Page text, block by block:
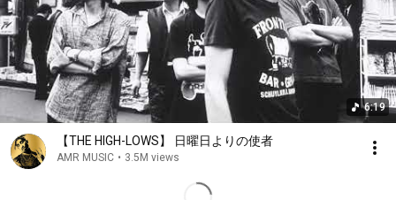
6:19
【THE HIGH-LOWS】 日曜日よりの使者
AMR MUSIC • 3.5M views